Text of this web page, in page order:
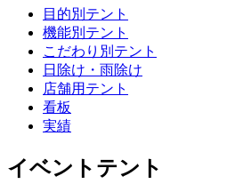
目的別テント
機能別テント
こだわり別テント
日除け・雨除け
店舗用テント
看板
実績
イベントテント